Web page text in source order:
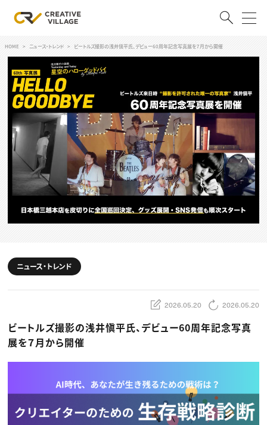
ACCOUNT
ログイン
RECRUIT
クリエイター求人を探す
CREATIVE JOB求人検索
特集求人
採用説明会
転職支援サービス
CONTENTS
スキルアップしたい！
プログラミング
動画配信・映像制作
編集・ライティング
マーケティング
TOP Creator’s コラム トップ
アプリクリエイター
クリエイターインタビュー
C＆R Magazine
ニュース・トレンド トップ
Web
映像
ゲーム・エンタメ
CREATIVE VILLAGEからのお知らせ
プロフェッショナル×つながる×メディア
HOME ニュース・トレンド ビートルズ撮影の浅井愼平氏、デビュー60周年記念写真展を７月から開催
ニュース・トレンド
2026.05.20 2026.05.20
ビートルズ撮影の浅井愼平氏、デビュー60周年記念写真
展を７月から開催